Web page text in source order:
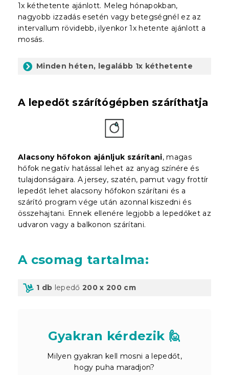
1x kéthetente ajánlott. Meleg hónapokban,
nagyobb izzadás esetén vagy betegségnél ez az
intervallum rövidebb, ilyenkor 1x hetente ajánlott a
mosás.
Minden héten, legalább 1x kéthetente
A lepedőt szárítógépben száríthatja
Alacsony hőfokon ajánljuk szárítani, magas
hőfok negatív hatással lehet az anyag színére és
tulajdonságaira. A jersey, szatén, pamut vagy frottír
lepedőt lehet alacsony hőfokon szárítani és a
szárító program vége után azonnal kiszedni és
összehajtani. Ennek ellenére legjobb a lepedőket az
udvaron vagy a balkonon szárítani.
A csomag tartalma:
1 db lepedő200 x 200 cm
Gyakran kérdezik 🙋
Milyen gyakran kell mosni a lepedőt,
hogy puha maradjon?